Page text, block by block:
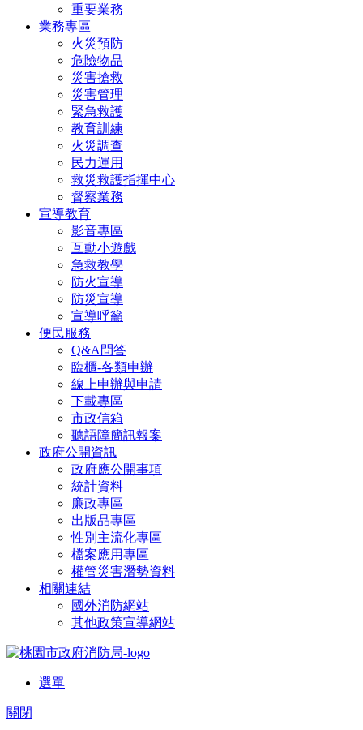
重要業務
業務專區
火災預防
危險物品
災害搶救
災害管理
緊急救護
教育訓練
火災調查
民力運用
救災救護指揮中心
督察業務
宣導教育
影音專區
互動小遊戲
急救教學
防火宣導
防災宣導
宣導呼籲
便民服務
Q&A問答
臨櫃-各類申辦
線上申辦與申請
下載專區
市政信箱
聽語障簡訊報案
政府公開資訊
政府應公開事項
統計資料
廉政專區
出版品專區
性別主流化專區
檔案應用專區
權管災害潛勢資料
相關連結
國外消防網站
其他政策宣導網站
選單
關閉